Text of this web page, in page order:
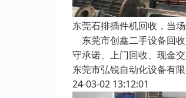
东莞石排插件机回收，当
东莞市创鑫二手设备回
守承诺、上门回收、现金
东莞市弘锐自动化设备有
24-03-02 13:12:01